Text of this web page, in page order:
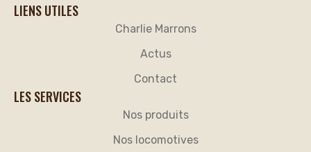
LIENS UTILES
Charlie Marrons
Actus
Contact
LES SERVICES
Nos produits
Nos locomotives